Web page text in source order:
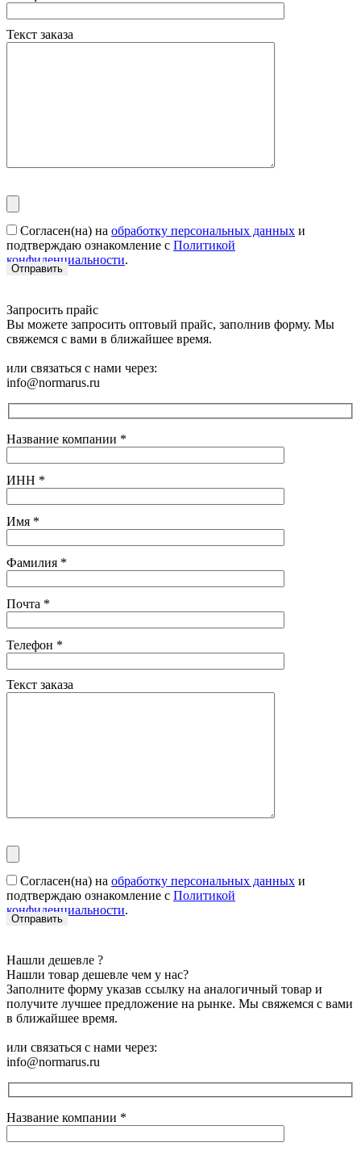
Текст заказа
Согласен(на) на обработку персональных данных и
подтверждаю ознакомление с Политикой
конфиденциальности.
Запросить прайс
Вы можете запросить оптовый прайс, заполнив форму. Мы
свяжемся с вами в ближайшее время.
или связаться с нами через:
info@normarus.ru
Название компании *
ИНН *
Имя *
Фамилия *
Почта *
Телефон *
Текст заказа
Согласен(на) на обработку персональных данных и
подтверждаю ознакомление с Политикой
конфиденциальности.
Нашли дешевле ?
Нашли товар дешевле чем у нас?
Заполните форму указав ссылку на аналогичный товар и
получите лучшее предложение на рынке. Мы свяжемся с вами
в ближайшее время.
или связаться с нами через:
info@normarus.ru
Название компании *